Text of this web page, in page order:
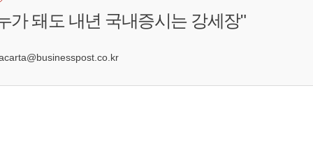
가 돼도 내년 국내증시는 강세장"